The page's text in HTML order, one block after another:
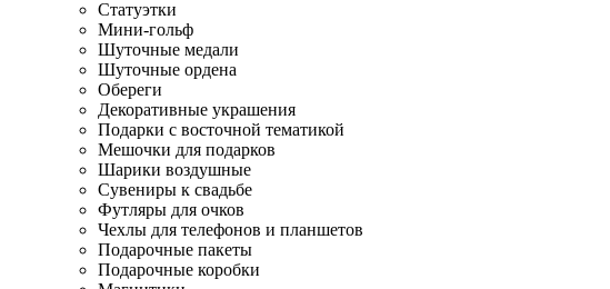
Статуэтки
Мини-гольф
Шуточные медали
Шуточные ордена
Обереги
Декоративные украшения
Подарки с восточной тематикой
Мешочки для подарков
Шарики воздушные
Сувениры к свадьбе
Футляры для очков
Чехлы для телефонов и планшетов
Подарочные пакеты
Подарочные коробки